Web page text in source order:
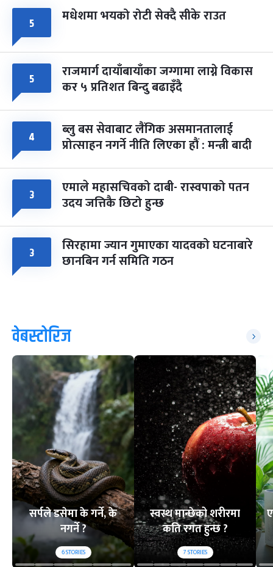
५ मधेशमा भयको रोटी सेक्दै सीके राउत
५ राजमार्ग दायाँबायाँका जग्गामा लाग्ने विकास
कर ५ प्रतिशत बिन्दु बढाइँदै
४ ब्लु बस सेवाबाट लैंगिक असमानतालाई
प्रोत्साहन नगर्ने नीति लिएका हौं : मन्त्री बादी
३ एमाले महासचिवको दाबी- रास्वपाको पतन
उदय जत्तिकै छिटो हुन्छ
३ सिरहामा ज्यान गुमाएका यादवको घटनाबारे
छानबिन गर्न समिति गठन
वेबस्टोरिज
सर्पले डसेमा के गर्ने, के
नगर्ने ?
6STORIES
स्वस्थ मान्छेको शरीरमा
कति रगत हुन्छ ?
7STORIES